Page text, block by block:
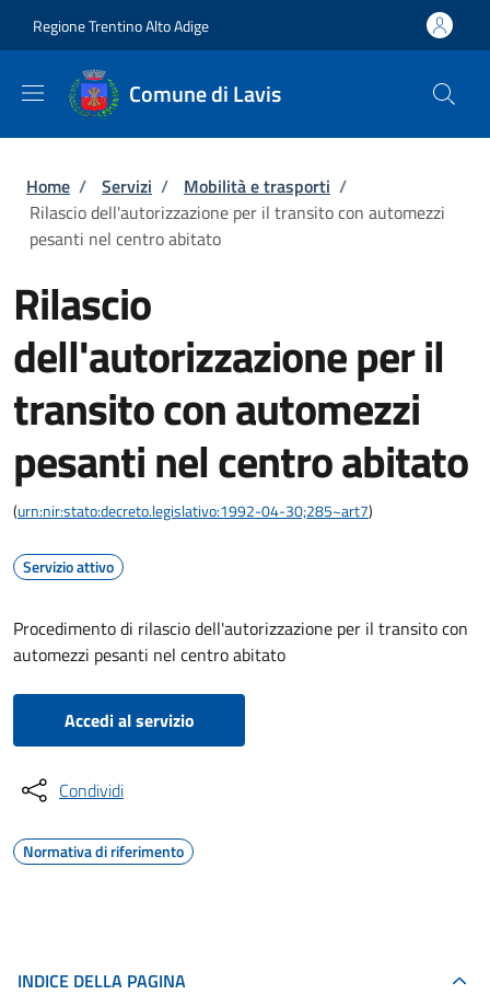
Regione Trentino Alto Adige
Comune di Lavis
Briciole di pane
Home / Servizi / Mobilità e trasporti /
Rilascio dell'autorizzazione per il transito con automezzi
pesanti nel centro abitato
Rilascio
dell'autorizzazione per il
transito con automezzi
pesanti nel centro abitato
(urn:nir:stato:decreto.legislativo:1992-04-30;285~art7)
Servizio attivo
Procedimento di rilascio dell'autorizzazione per il transito con
automezzi pesanti nel centro abitato
Accedi al servizio
Condividi
Normativa di riferimento
INDICE DELLA PAGINA